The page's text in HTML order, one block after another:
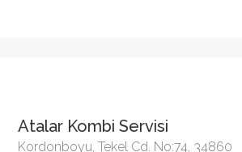
Atalar Kombi Servisi
Kordonboyu, Tekel Cd. No:74, 34860